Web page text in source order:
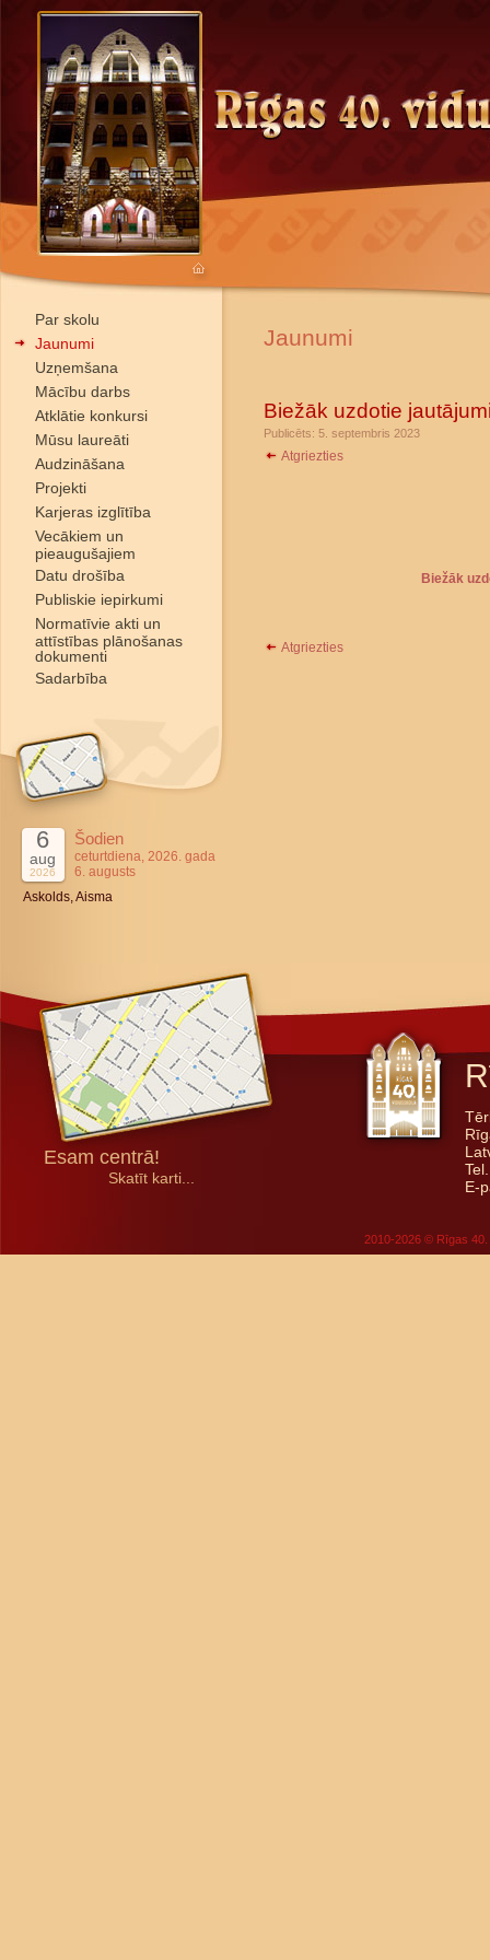
Par skolu
Jaunumi
Uzņemšana
Mācību darbs
Atklātie konkursi
Mūsu laureāti
Audzināšana
Projekti
Karjeras izglītība
Vecākiem un
pieaugušajiem
Datu drošība
Publiskie iepirkumi
Normatīvie akti un
attīstības plānošanas
dokumenti
Sadarbība
6
aug
2026
Šodien
ceturtdiena, 2026. gada
6. augusts
Askolds, Aisma
Jaunumi
Biežāk uzdotie
Publicēts: 5. septembris 2023
Atgriezties
Biežāk
Atgriezties
Esam centrā!
Skatīt karti...
E-
2010-2026 © Rīgas